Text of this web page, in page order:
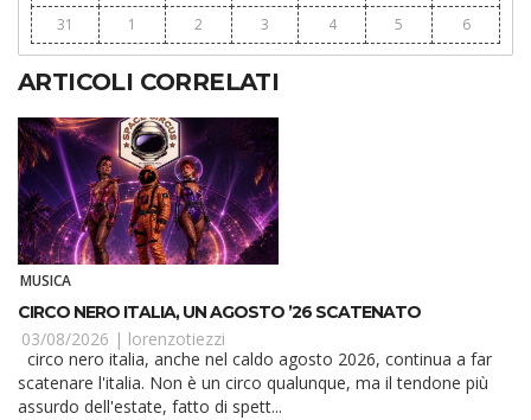
31
1 2 3 4 5 6
ARTICOLI CORRELATI
MUSICA
CIRCO NERO ITALIA, UN AGOSTO ’26 SCATENATO
03/08/2026 | lorenzotiezzi
scatenare l'italia. Non è un circo qualunque, ma il tendone più
assurdo dell'estate, fatto di spett...